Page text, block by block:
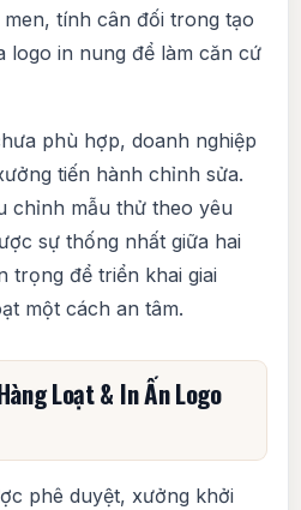
tính cân đối trong tạo
logo in nung để làm căn cứ
phù hợp, doanh nghiệp
tiến hành chỉnh sửa.
chỉnh mẫu thử theo yêu
sự thống nhất giữa hai
trọng để triển khai giai
một cách an tâm.
Loạt & In Ấn Logo
phê duyệt, xưởng khởi